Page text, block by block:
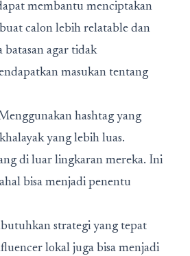
membantu menciptakan
calon lebih relatable dan
agar tidak
masukan tentang
hashtag yang
yang lebih luas.
di luar lingkaran mereka. Ini
bisa menjadi penentu
strategi yang tepat
lokal juga bisa menjadi